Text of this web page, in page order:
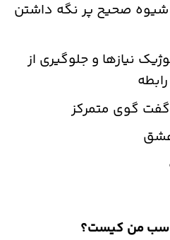
صحیح پر نگه داشتن
نیازها و جلوگیری از
گوی متمرکز
من کیست؟